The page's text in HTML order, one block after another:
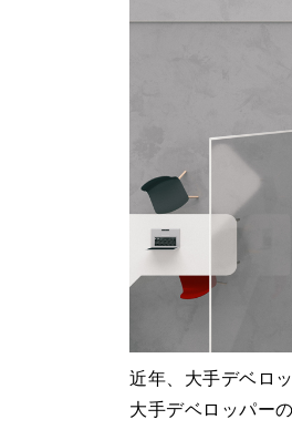
近年、大手デベロ
大手デベロッパー